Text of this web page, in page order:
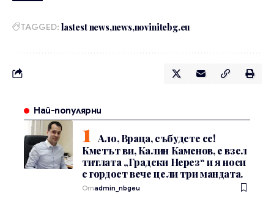
TAGGED: lastest news news novinitebg.eu
Най-популярни
Ало, Враца, събудете се!
Кметът ви, Калин Каменов, е взел
титлата „Градски Нерез“ и я носи
с гордост вече цели три мандата.
Отadmin_nbgeu